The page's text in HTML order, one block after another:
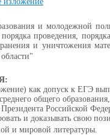
и молодежной
проведения,
и уничтожения
как допуск к ЕГЭ
общего
Российской
и доказывать свою
и мировой литературы.